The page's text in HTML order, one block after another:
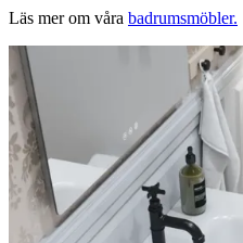
Läs mer om våra badrumsmöbler.